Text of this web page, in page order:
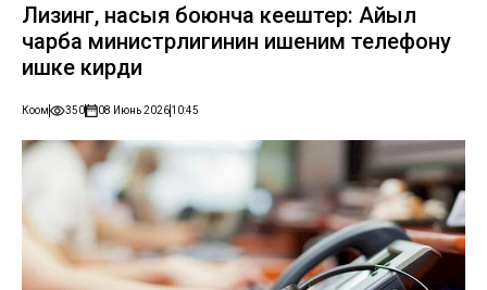
Лизинг, насыя боюнча кеңештер: Айыл
чарба министрлигинин ишеним телефону
ишке кирди
Коом 350 08 Июнь 202610:45